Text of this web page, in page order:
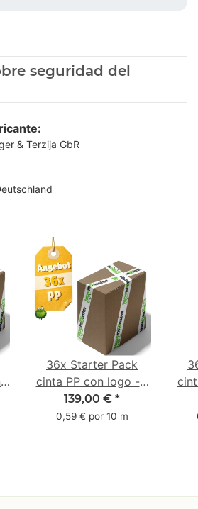
seguridad del
& Terzija GbR
36x Starter Pack
cinta PP con logo - 1
color - 48 mm x 66 m
139,00 € *
0,59 € por 10 m
m